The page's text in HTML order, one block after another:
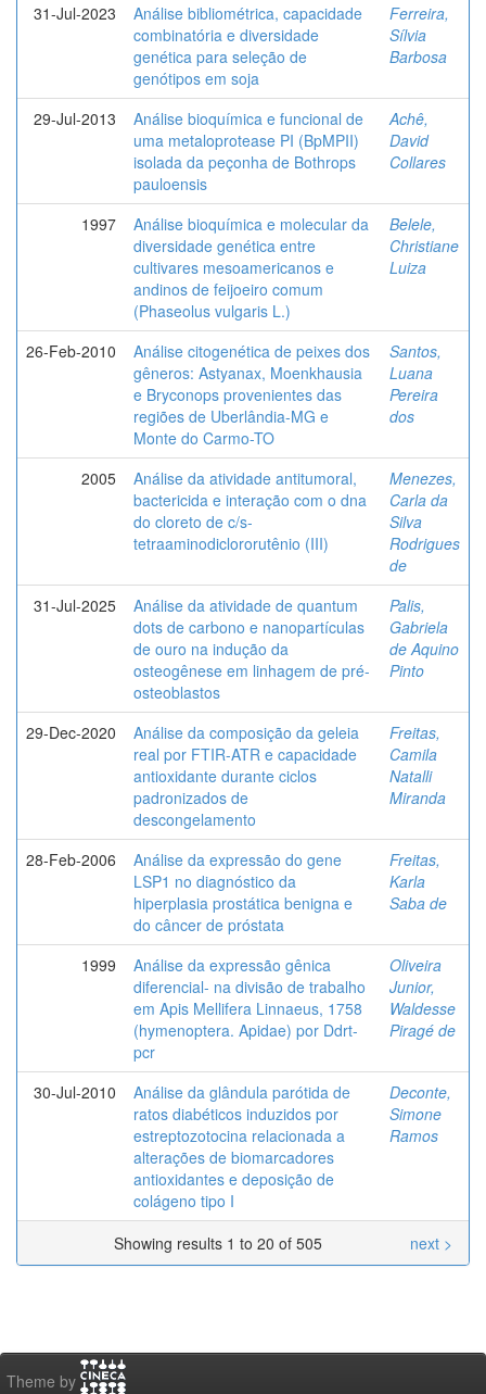
31-Jul-2023
Análise bibliométrica, capacidade
combinatória e diversidade
genética para seleção de
genótipos em soja
Ferreira,
Sílvia
Barbosa
29-Jul-2013
Análise bioquímica e funcional de
uma metaloprotease PI (BpMPII)
isolada da peçonha de Bothrops
pauloensis
Achê,
David
Collares
1997
Análise bioquímica e molecular da
diversidade genética entre
cultivares mesoamericanos e
andinos de feijoeiro comum
(Phaseolus vulgaris L.)
Belele,
Christiane
Luiza
26-Feb-2010
Análise citogenética de peixes dos
gêneros: Astyanax, Moenkhausia
e Bryconops provenientes das
regiões de Uberlândia-MG e
Monte do Carmo-TO
Santos,
Luana
Pereira
dos
2005
Análise da atividade antitumoral,
bactericida e interação com o dna
do cloreto de c/s-
tetraaminodiclororutênio (III)
Menezes,
Carla da
Silva
Rodrigues
de
31-Jul-2025
Análise da atividade de quantum
dots de carbono e nanopartículas
de ouro na indução da
osteogênese em linhagem de pré-
osteoblastos
Palis,
Gabriela
de Aquino
Pinto
29-Dec-2020
Análise da composição da geleia
real por FTIR-ATR e capacidade
antioxidante durante ciclos
padronizados de
descongelamento
Freitas,
Camila
Natalli
Miranda
28-Feb-2006
Análise da expressão do gene
LSP1 no diagnóstico da
hiperplasia prostática benigna e
do câncer de próstata
Freitas,
Karla
Saba de
1999
Análise da expressão gênica
diferencial- na divisão de trabalho
em Apis Mellifera Linnaeus, 1758
(hymenoptera. Apidae) por Ddrt-
pcr
Oliveira
Junior,
Waldesse
Piragé de
30-Jul-2010
Análise da glândula parótida de
ratos diabéticos induzidos por
estreptozotocina relacionada a
alterações de biomarcadores
antioxidantes e deposição de
colágeno tipo I
Deconte,
Simone
Ramos
Showing results 1 to 20 of 505 next >
Theme by